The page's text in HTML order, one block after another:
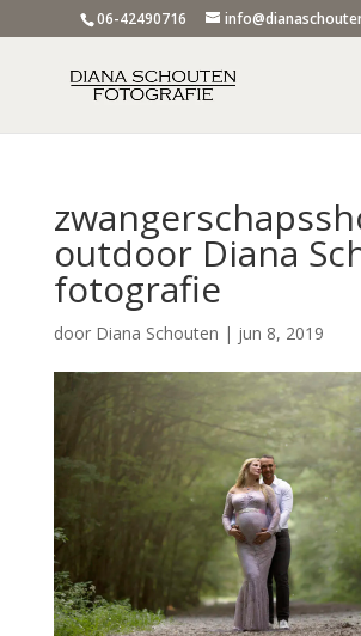
06-42490716
outdoor Diana
fotografie
door Diana Schouten | jun 8, 2019